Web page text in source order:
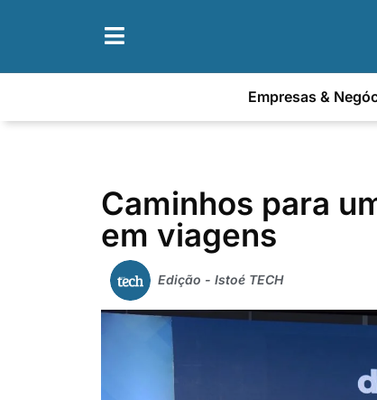
Empresas &
Caminhos para
em viagens
Edição - Istoé TECH